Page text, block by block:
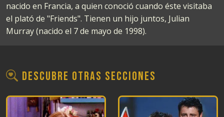
nacido en Francia, a quien conoció cuando éste visitaba
el plató de "Friends". Tienen un hijo juntos, Julian
Murray (nacido el 7 de mayo de 1998).
Descubre otras secciones